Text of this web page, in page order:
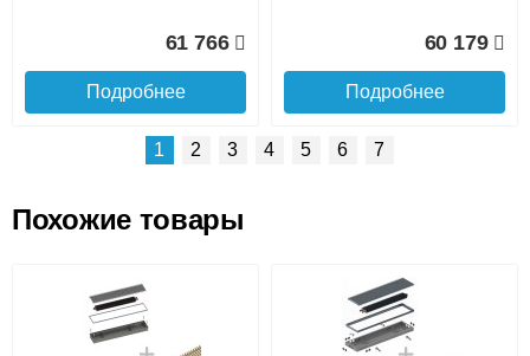
до подъезда
61 766
Подробнее
60 179
Подробнее
ITTB.090.250.1400 с
решеткой GRILL.LGA-25-
1400 natural
ITTB.090.250.1300 с
решеткой GRILL.LGA-25-
1300 natural
1 2 3 4 5 6 7
Похожие товары